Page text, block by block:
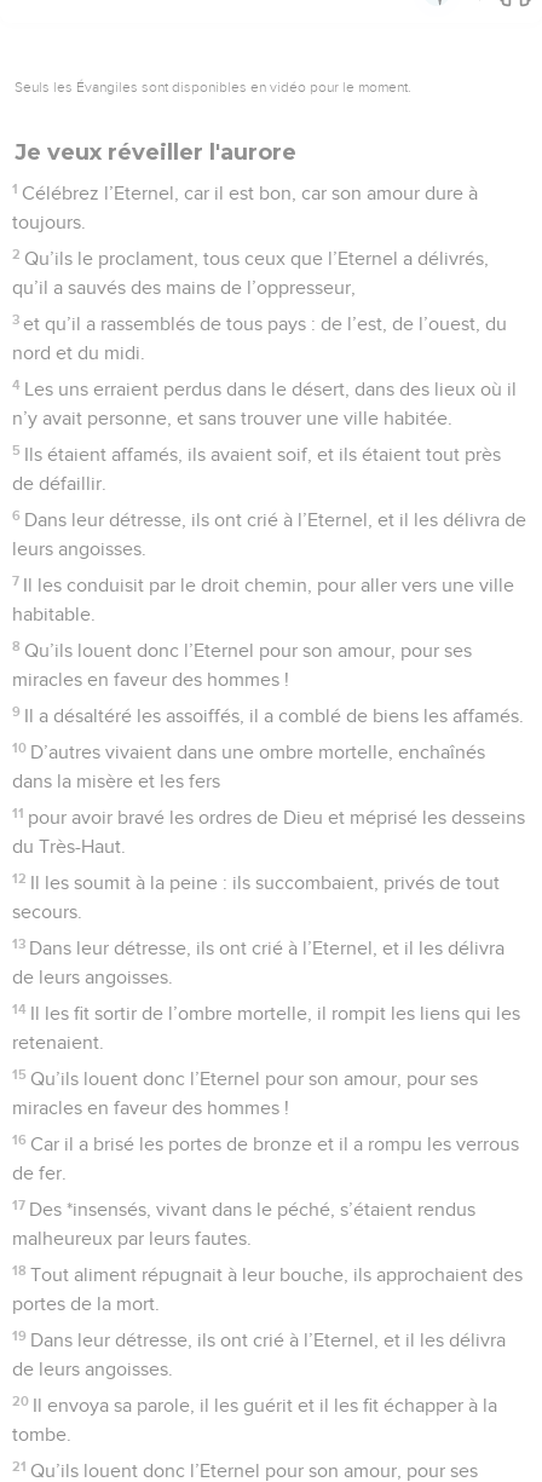
Seuls les Évangiles sont disponibles en vidéo pour le moment.
Je veux réveiller l'aurore
1 Célébrez l’Eternel, car il est bon, car son amour dure à
toujours.
2 Qu’ils le proclament, tous ceux que l’Eternel a délivrés,
qu’il a sauvés des mains de l’oppresseur,
3 et qu’il a rassemblés de tous pays : de l’est, de l’ouest, du
nord et du midi.
4 Les uns erraient perdus dans le désert, dans des lieux où il
n’y avait personne, et sans trouver une ville habitée.
5 Ils étaient affamés, ils avaient soif, et ils étaient tout près
de défaillir.
6 Dans leur détresse, ils ont crié à l’Eternel, et il les délivra de
leurs angoisses.
7 Il les conduisit par le droit chemin, pour aller vers une ville
habitable.
8 Qu’ils louent donc l’Eternel pour son amour, pour ses
miracles en faveur des hommes !
9 Il a désaltéré les assoiffés, il a comblé de biens les affamés.
10 D’autres vivaient dans une ombre mortelle, enchaînés
dans la misère et les fers
11 pour avoir bravé les ordres de Dieu et méprisé les desseins
du Très-Haut.
12 Il les soumit à la peine : ils succombaient, privés de tout
secours.
13 Dans leur détresse, ils ont crié à l’Eternel, et il les délivra
de leurs angoisses.
14 Il les fit sortir de l’ombre mortelle, il rompit les liens qui les
retenaient.
15 Qu’ils louent donc l’Eternel pour son amour, pour ses
miracles en faveur des hommes !
16 Car il a brisé les portes de bronze et il a rompu les verrous
de fer.
17 Des *insensés, vivant dans le péché, s’étaient rendus
malheureux par leurs fautes.
18 Tout aliment répugnait à leur bouche, ils approchaient des
portes de la mort.
19 Dans leur détresse, ils ont crié à l’Eternel, et il les délivra
de leurs angoisses.
20 Il envoya sa parole, il les guérit et il les fit échapper à la
tombe.
21 Qu’ils louent donc l’Eternel pour son amour, pour ses